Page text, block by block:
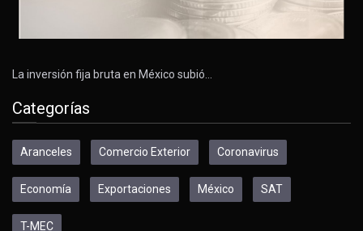
La inversión fija bruta en México subió…
Categorías
Aranceles Comercio Exterior Coronavirus
Economía Exportaciones México SAT
T-MEC